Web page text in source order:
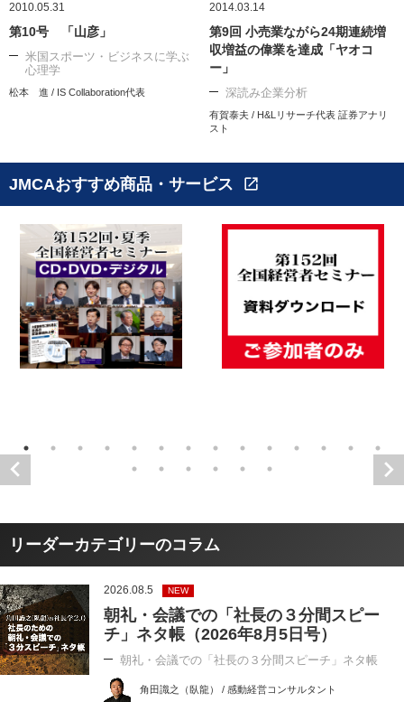
2010.05.31
第10号 「山彦」
米国スポーツ・ビジネスに学ぶ
心理学
松本 進 / IS Collaboration代表
2014.03.14
第9回 小売業ながら24期連続増
収増益の偉業を達成「ヤオコ
ー」
深読み企業分析
有賀泰夫 / H&Lリサーチ代表 証券アナリ
スト
JMCAおすすめ商品・サービス open_in_new
リーダーカテゴリーのコラム
2026.08.5 NEW
朝礼・会議での「社長の３分間スピー
チ」ネタ帳（2026年8月5日号）
朝礼・会議での「社長の３分間スピーチ」ネタ帳
角田識之（臥龍） / 感動経営コンサルタント